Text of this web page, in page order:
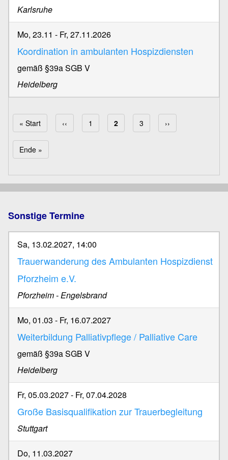
Karlsruhe
Mo, 23.11 - Fr, 27.11.2026
Koordination in ambulanten Hospizdiensten
gemäß §39a SGB V
Heidelberg
Erste Seite
« Start Vorherige Seite
‹‹ Page
1 Aktuelle Seite
2 Page
3 Nächste Seite
››
Letzte Seite
Ende »
Sonstige Termine
Sa, 13.02.2027, 14:00
Trauerwanderung des Ambulanten Hospizdienst
Pforzheim e.V.
Pforzheim - Engelsbrand
Mo, 01.03 - Fr, 16.07.2027
Weiterbildung Palliativpflege / Palliative Care
gemäß §39a SGB V
Heidelberg
Fr, 05.03.2027- Fr, 07.04.2028
Große Basisqualifikation zur Trauerbegleitung
Stuttgart
Do, 11.03.2027